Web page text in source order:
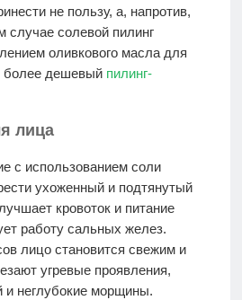
не пользу, а, напротив,
случае солевой пилинг
оливкового масла для
более дешевый пилинг-
лица
с использованием соли
ухоженный и подтянутый
кровоток и питание
работу сальных желез.
лицо становится свежим и
угревые проявления,
неглубокие морщины.